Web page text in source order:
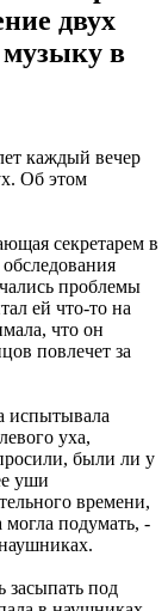
двух
в
каждый вечер
Об этом
секретарем в
проблемы
ей что-то на
что он
повлечет за
испытывала
уха,
были ли у
уши
времени,
могла подумать, -
засыпать под